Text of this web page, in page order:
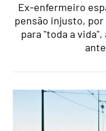
Ex-enfermeiro
pensão injusto,
para "toda a